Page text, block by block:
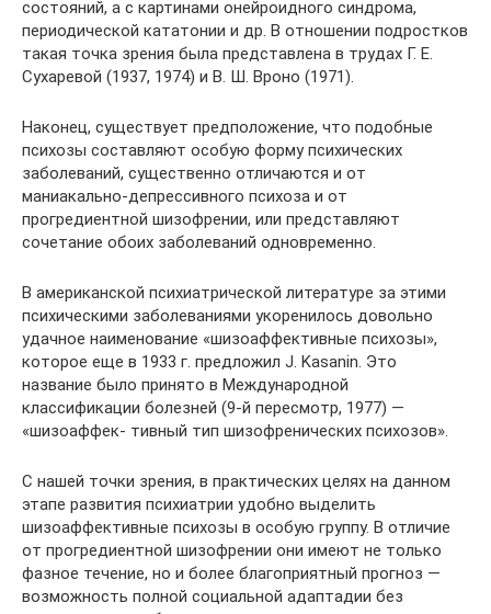
состояний, а с картинами онейроидного синдрома,
периодической кататонии и др. В отношении подростков
такая точка зрения была представлена в трудах Г. Е.
Сухаревой (1937, 1974) и В. Ш. Вроно (1971).
Наконец, существует предположение, что подобные
психозы составляют особую форму психических
заболеваний, существенно отличаются и от
маниакально-депрессивного психоза и от
прогредиентной шизофрении, или представляют
сочетание обоих заболеваний одновременно.
В американской психиатрической литературе за этими
психическими заболева­ниями укоренилось довольно
удачное наименование «шизоаффективные психозы»,
которое еще в 1933 г. предложил J. Kasanin. Это
название было принято в Международной
классификации болезней (9-й пересмотр, 1977) —
«шизоаффек- тивный тип шизофренических психозов».
С нашей точки зрения, в практических целях на данном
этапе раз­вития психиатрии удобно выделить
шизоаффективные психозы в особую группу. В отличие
от прогредиентной шизофрении они имеют не только
фазное течение, но и более благоприятный прогноз —
возможность полной социальной адаптадии без